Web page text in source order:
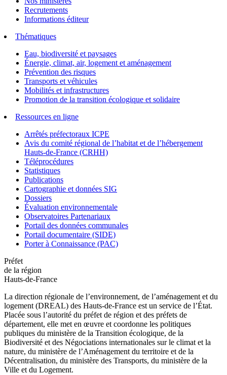
Recrutements
Informations éditeur
Thématiques
Eau, biodiversité et paysages
Énergie, climat, air, logement et aménagement
Prévention des risques
Transports et véhicules
Mobilités et infrastructures
Promotion de la transition écologique et solidaire
Ressources en ligne
Arrêtés préfectoraux ICPE
Avis du comité régional de l’habitat et de l’hébergement
Hauts-de-France (CRHH)
Téléprocédures
Statistiques
Publications
Cartographie et données SIG
Dossiers
Évaluation environnementale
Observatoires Partenariaux
Portail des données communales
Portail documentaire (SIDE)
Porter à Connaissance (PAC)
Préfet
de la région
Hauts-de-France
La direction régionale de l’environnement, de l’aménagement et du
logement (DREAL) des Hauts-de-France est un service de l’État.
Placée sous l’autorité du préfet de région et des préfets de
département, elle met en œuvre et coordonne les politiques
publiques du ministère de la Transition écologique, de la
Biodiversité et des Négociations internationales sur le climat et la
nature, du ministère de l’Aménagement du territoire et de la
Décentralisation, du ministère des Transports, du ministère de la
Ville et du Logement.